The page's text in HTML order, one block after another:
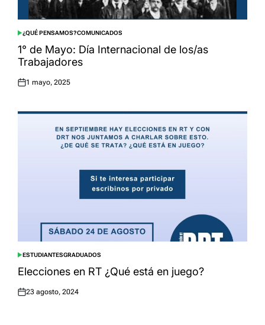
POSTED
IN
¿QUÉ PENSAMOS?COMUNICADOS
1° de Mayo: Día Internacional de los/as
Trabajadores
Posted
1 mayo, 2025
POSTED
IN
ESTUDIANTESGRADUADOS
Elecciones en RT ¿Qué está en juego?
Posted
23 agosto, 2024